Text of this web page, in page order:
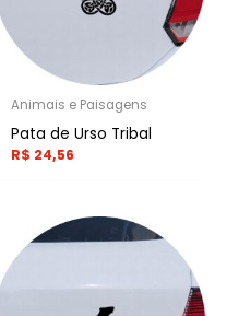
Animais e Paisagens
Pata de Urso Tribal
R$ 24,56